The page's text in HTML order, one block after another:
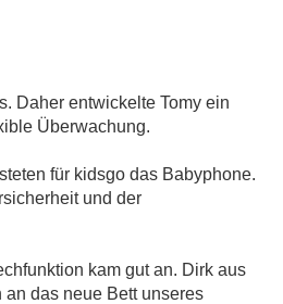
Daher entwickelte Tomy ein
Überwachung.
für kidsgo das Babyphone.
und der
kam gut an. Dirk aus
das neue Bett unseres